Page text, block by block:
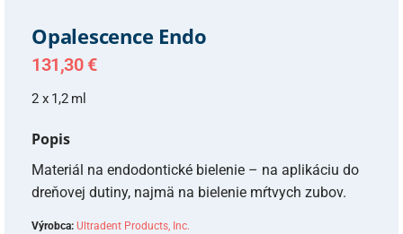
Opalescence Endo
131,30 €
2 x 1,2 ml
Popis
Materiál na endodontické bielenie – na aplikáciu do
dreňovej dutiny, najmä na bielenie mŕtvych zubov.
Výrobca: Ultradent Products, Inc.